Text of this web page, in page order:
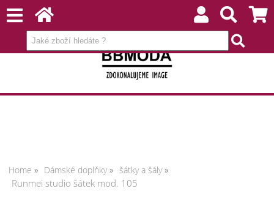
Home Dámské doplňky šátky a šály
Runmei studio šátek mod. 105